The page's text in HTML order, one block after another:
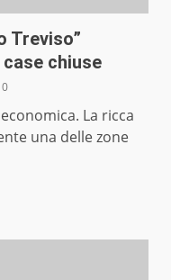
Treviso”
chiuse
La ricca
una delle zone